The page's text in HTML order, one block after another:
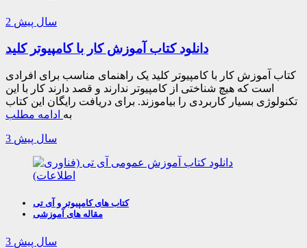
2 سال پیش
دانلود کتاب آموزش کار با کامپیوتر کلید
کتاب آموزش کار با کامپیوتر کلید یک راهنمای مناسب برای افرادی
است که هیچ شناختی از کامپیوتر ندارند و قصد دارند کار با این
تکنولوژی بسیار کاربردی را بیاموزند. برای دریافت رایگان این کتاب
به ادامه مطلب
3 سال پیش
کتاب های کامپیوتر و آی تی
مقاله های آموزشی
3 سال پیش